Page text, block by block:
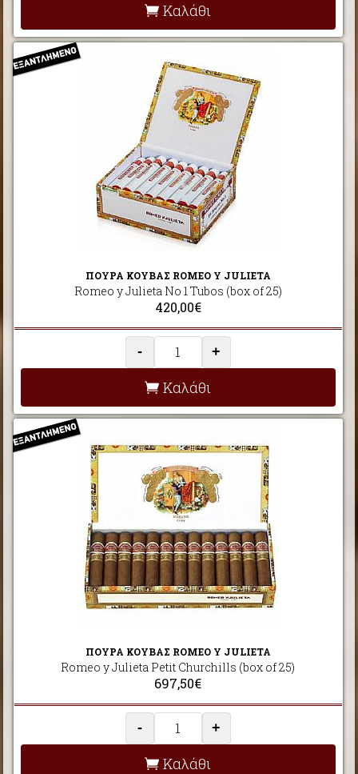
Καλάθι
ΠΟΥΡΑ ΚΟΥΒΑΣ ROMEO Y JULIETA
Romeo y Julieta No 1 Tubos (box of 25)
420,00€
- +
Καλάθι
ΠΟΥΡΑ ΚΟΥΒΑΣ ROMEO Y JULIETA
Romeo y Julieta Petit Churchills (box of 25)
697,50€
- +
Καλάθι